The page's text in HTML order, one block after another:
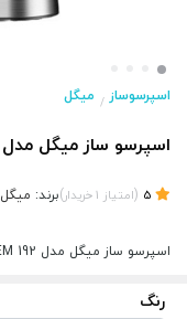
اسپرسوساز / میگل
اسپرسو ساز میگل مدل GEM 192
(امتیاز 1خریدار)برند: میگل
اسپرسو ساز میگل مدل GEM 192
رنگ